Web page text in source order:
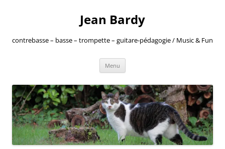
Jean Bardy
contrebasse – basse – trompette – guitare-pédagogie / Music & Fun
Menu